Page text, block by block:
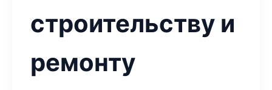
строительству и
ремонту